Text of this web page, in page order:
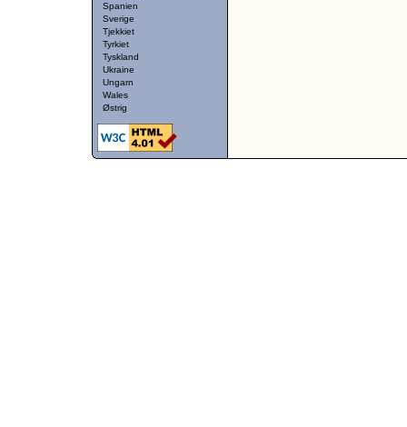
Spanien
Sverige
Tjekkiet
Tyrkiet
Tyskland
Ukraine
Ungarn
Wales
Østrig